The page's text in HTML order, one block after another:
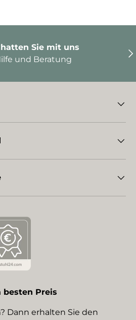
Sie mit uns
und Beratung
besten Preis
Dann erhalten Sie den